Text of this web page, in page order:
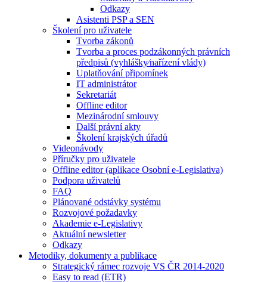
Odkazy
Asistenti PSP a SEN
Školení pro uživatele
Tvorba zákonů
Tvorba a proces podzákonných právních
předpisů (vyhlášky⁄nařízení vlády)
Uplatňování připomínek
IT administrátor
Sekretariát
Offline editor
Mezinárodní smlouvy
Další právní akty
Školení krajských úřadů
Videonávody
Příručky pro uživatele
Offline editor (aplikace Osobní e-Legislativa)
Podpora uživatelů
FAQ
Plánované odstávky systému
Rozvojové požadavky
Akademie e-Legislativy
Aktuální newsletter
Odkazy
Metodiky, dokumenty a publikace
Strategický rámec rozvoje VS ČR 2014-2020
Easy to read (ETR)